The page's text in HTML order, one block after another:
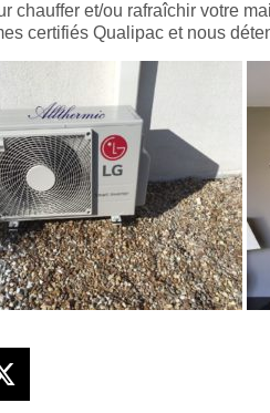
chauffer et/ou rafraîchir votre
certifiés Qualipac et nous